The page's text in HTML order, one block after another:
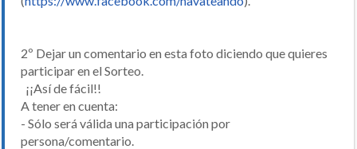
2º Dejar un comentario en esta foto diciendo que quieres
participar en el Sorteo.
¡¡Así de fácil!!
A tener en cuenta:
- Sólo será válida una participación por
persona/comentario.